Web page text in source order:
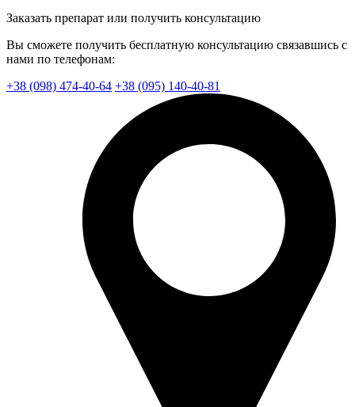
Заказать препарат или получить консультацию
Вы сможете получить бесплатную консультацию связавшись с
нами по телефонам:
+38 (098) 474-40-64 +38 (095) 140-40-81